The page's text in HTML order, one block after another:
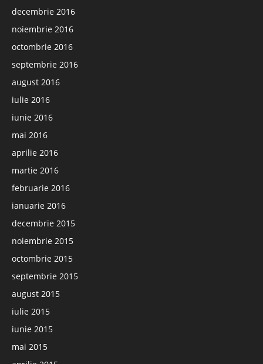
decembrie 2016
noiembrie 2016
octombrie 2016
septembrie 2016
august 2016
iulie 2016
iunie 2016
mai 2016
aprilie 2016
martie 2016
februarie 2016
ianuarie 2016
decembrie 2015
noiembrie 2015
octombrie 2015
septembrie 2015
august 2015
iulie 2015
iunie 2015
mai 2015